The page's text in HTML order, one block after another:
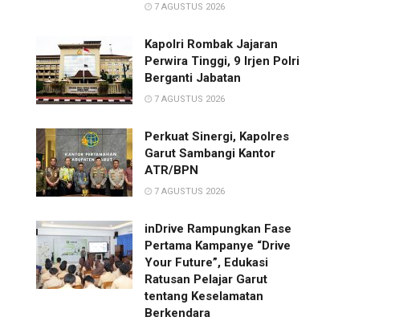
7 AGUSTUS 2026
Kapolri Rombak Jajaran
Perwira Tinggi, 9 Irjen Polri
Berganti Jabatan
7 AGUSTUS 2026
Perkuat Sinergi, Kapolres
Garut Sambangi Kantor
ATR/BPN
7 AGUSTUS 2026
inDrive Rampungkan Fase
Pertama Kampanye “Drive
Your Future”, Edukasi
Ratusan Pelajar Garut
tentang Keselamatan
Berkendara